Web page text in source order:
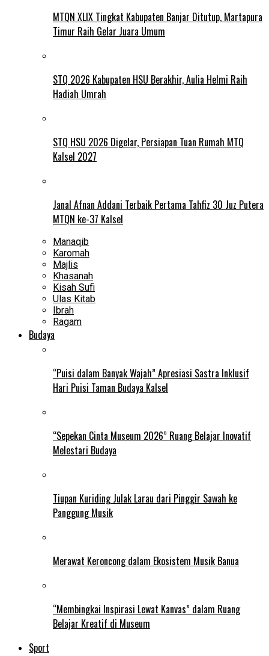
MTQN XLIX Tingkat Kabupaten Banjar Ditutup, Martapura
Timur Raih Gelar Juara Umum
STQ 2026 Kabupaten HSU Berakhir, Aulia Helmi Raih
Hadiah Umrah
STQ HSU 2026 Digelar, Persiapan Tuan Rumah MTQ
Kalsel 2027
Janal Afnan Addani Terbaik Pertama Tahfiz 30 Juz Putera
MTQN ke-37 Kalsel
Manaqib
Karomah
Majlis
Khasanah
Kisah Sufi
Ulas Kitab
Ibrah
Ragam
Budaya
“Puisi dalam Banyak Wajah” Apresiasi Sastra Inklusif
Hari Puisi Taman Budaya Kalsel
“Sepekan Cinta Museum 2026” Ruang Belajar Inovatif
Melestari Budaya
Tiupan Kuriding Julak Larau dari Pinggir Sawah ke
Panggung Musik
Merawat Keroncong dalam Ekosistem Musik Banua
“Membingkai Inspirasi Lewat Kanvas” dalam Ruang
Belajar Kreatif di Museum
Sport